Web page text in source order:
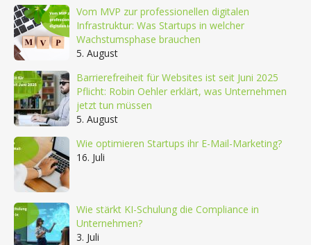
Vom MVP zur professionellen digitalen
Infrastruktur: Was Startups in welcher
Wachstumsphase brauchen
5. August
Barrierefreiheit für Websites ist seit Juni 2025
Pflicht: Robin Oehler erklärt, was Unternehmen
jetzt tun müssen
5. August
Wie optimieren Startups ihr E-Mail-Marketing?
16. Juli
Wie stärkt KI-Schulung die Compliance in
Unternehmen?
3. Juli